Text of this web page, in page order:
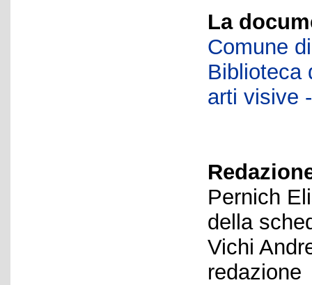
La
Comune
Biblioteca
arti visive
Pernich
della
Vichi
redazione